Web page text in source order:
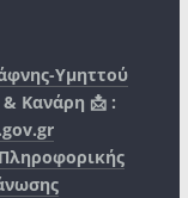
Υμηττού
Κανάρη 📩 :